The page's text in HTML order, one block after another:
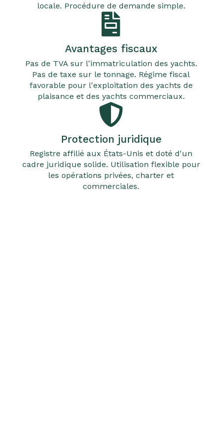
locale. Procédure de demande simple.
Avantages fiscaux
Pas de TVA sur l'immatriculation des yachts.
Pas de taxe sur le tonnage. Régime fiscal
favorable pour l'exploitation des yachts de
plaisance et des yachts commerciaux.
Protection juridique
Registre affilié aux États-Unis et doté d'un
cadre juridique solide. Utilisation flexible pour
les opérations privées, charter et
commerciales.